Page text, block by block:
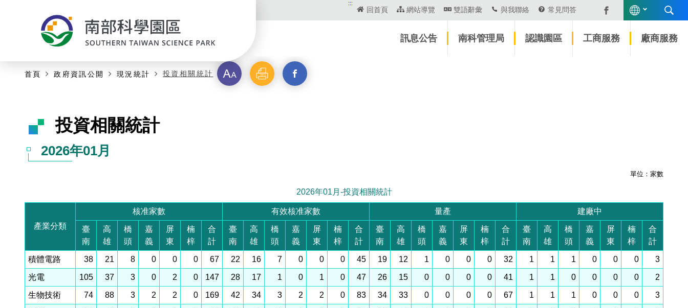
:::
回首頁 網站導覽 雙語辭彙 與我聯絡 常見問答
訊息公告 南科管理局 認識園區 工商服務 廠商服務
主要內容開始
首頁 政府資訊公開 現況統計 投資相關統計 字 列 分
投資相關統計
2026年01月
單位：家數
2026年01月-投資相關統計
產業分類
核准家數 有效核准家數 量產 建廠中
臺
南
高
雄
橋
頭
嘉
義
屏
東
楠
梓
合
計
臺
南
高
雄
橋
頭
嘉
義
屏
東
楠
梓
合
計
臺
南
高
雄
橋
頭
嘉
義
屏
東
楠
梓
合
計
臺
南
高
雄
橋
頭
嘉
義
屏
東
楠
梓
合
計
積體電路 38 21 8 0 0 0 67 22 16 7 0 0 0 45 19 12 1 0 0 0 32 1 1 1 0 0 0 3
光電 105 37 3 0 2 0 147 28 17 1 0 1 0 47 26 15 0 0 0 0 41 1 1 0 0 0 0 2
生物技術 74 88 3 2 2 0 169 42 34 3 2 2 0 83 34 33 0 0 0 0 67 1 1 1 0 0 0 3